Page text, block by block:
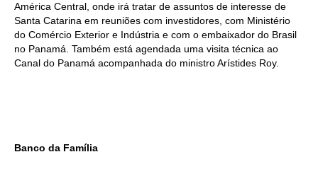
América Central, onde irá tratar de assuntos de interesse de
Santa Catarina em reuniões com investidores, com Ministério
do Comércio Exterior e Indústria e com o embaixador do Brasil
no Panamá. Também está agendada uma visita técnica ao
Canal do Panamá acompanhada do ministro Arístides Roy.
Banco da Família